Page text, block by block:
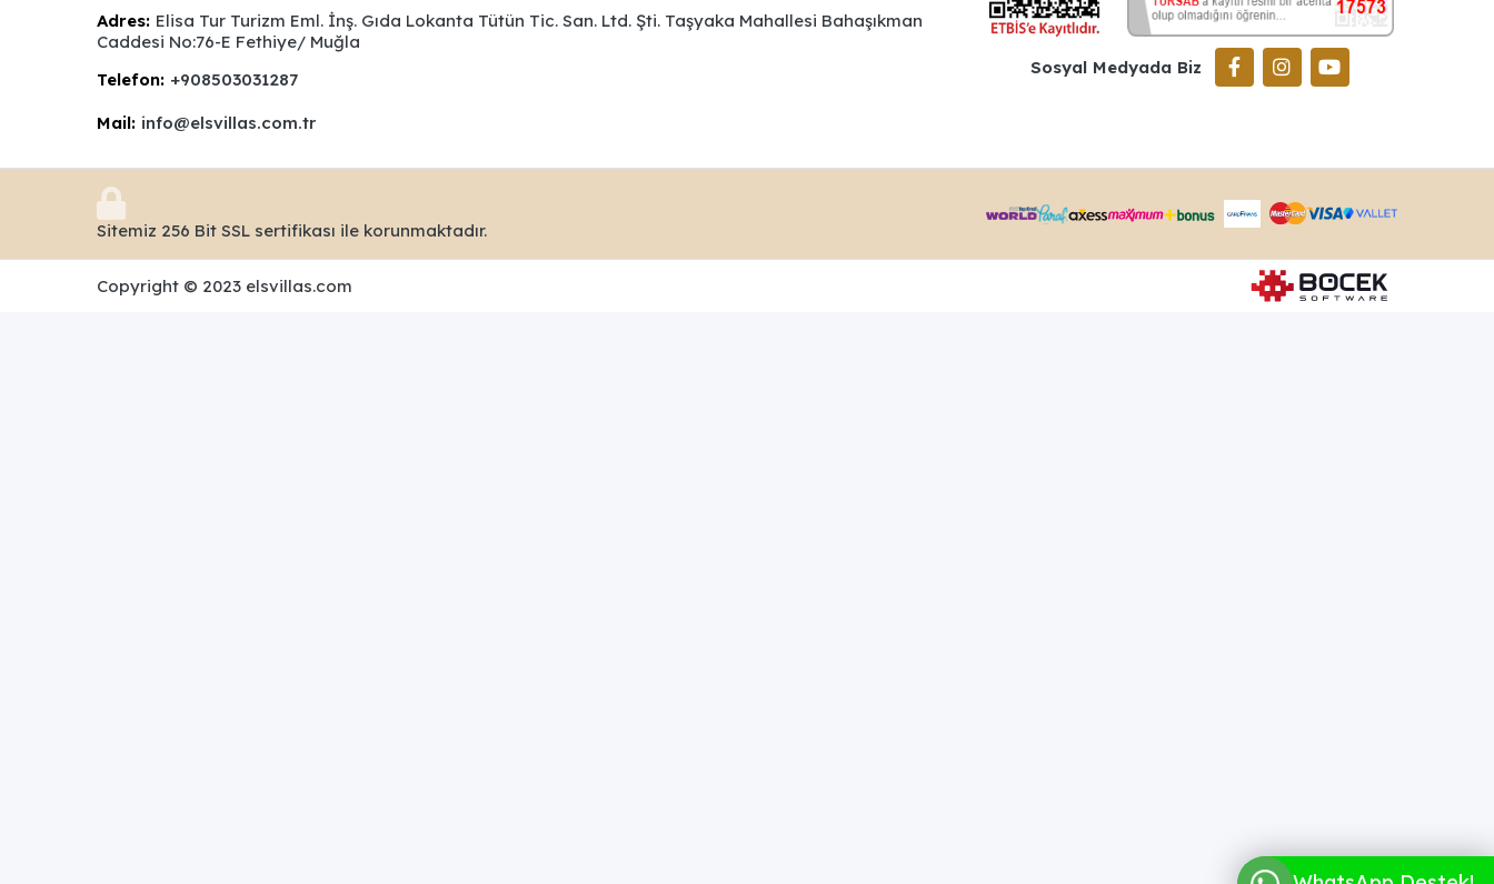
Adres: Elisa Tur Turizm Eml. İnş. Gıda Lokanta Tütün Tic. San. Ltd. Şti. Taşyaka Mahallesi Bahaşıkman
Caddesi No:76-E Fethiye/ Muğla
Telefon: +908503031287
Mail: info@elsvillas.com.tr
Sosyal Medyada Biz
Sitemiz 256 Bit SSL sertifikası ile korunmaktadır.
Copyright © 2023 elsvillas.com